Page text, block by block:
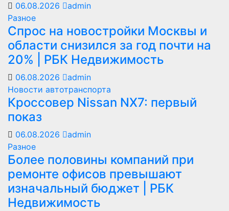
06.08.2026
admin
Разное
Спрос на новостройки Москвы и
области снизился за год почти на
20% | РБК Недвижимость
06.08.2026
admin
Новости автотранспорта
Кроссовер Nissan NX7: первый
показ
06.08.2026
admin
Разное
Более половины компаний при
ремонте офисов превышают
изначальный бюджет | РБК
Недвижимость